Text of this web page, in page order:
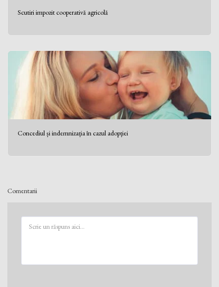
Scutiri impozit cooperativă agricolă
Concediul și indemnizația în cazul adopției
Comentarii